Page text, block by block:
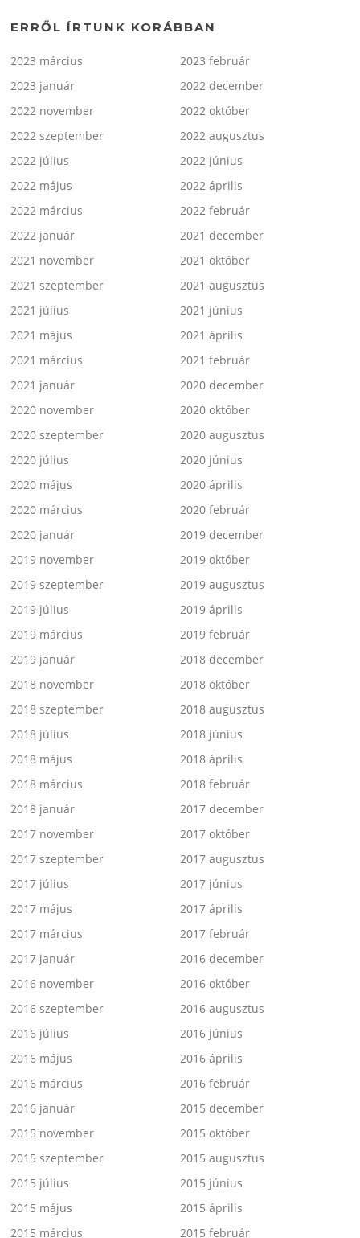
ERRŐL ÍRTUNK KORÁBBAN
2023 március
2023 február
2023 január
2022 december
2022 november
2022 október
2022 szeptember
2022 augusztus
2022 július
2022 június
2022 május
2022 április
2022 március
2022 február
2022 január
2021 december
2021 november
2021 október
2021 szeptember
2021 augusztus
2021 július
2021 június
2021 május
2021 április
2021 március
2021 február
2021 január
2020 december
2020 november
2020 október
2020 szeptember
2020 augusztus
2020 július
2020 június
2020 május
2020 április
2020 március
2020 február
2020 január
2019 december
2019 november
2019 október
2019 szeptember
2019 augusztus
2019 július
2019 április
2019 március
2019 február
2019 január
2018 december
2018 november
2018 október
2018 szeptember
2018 augusztus
2018 július
2018 június
2018 május
2018 április
2018 március
2018 február
2018 január
2017 december
2017 november
2017 október
2017 szeptember
2017 augusztus
2017 július
2017 június
2017 május
2017 április
2017 március
2017 február
2017 január
2016 december
2016 november
2016 október
2016 szeptember
2016 augusztus
2016 július
2016 június
2016 május
2016 április
2016 március
2016 február
2016 január
2015 december
2015 november
2015 október
2015 szeptember
2015 augusztus
2015 július
2015 június
2015 május
2015 április
2015 március
2015 február